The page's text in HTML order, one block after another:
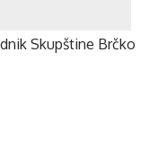
Skupštine Brčko